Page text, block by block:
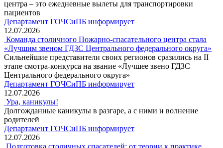
центра – это ежедневные вылеты для транспортировки
пациентов
Департамент ГОЧСиПБ информирует
12.07.2026
Команда столичного Пожарно-спасательного центра стала
«Лучшим звеном ГДЗС Центрального федерального округа»
Сильнейшие представители своих регионов сразились на II
этапе смотра-конкурса на звание «Лучшее звено ГДЗС
Центрального федерального округа»
Департамент ГОЧСиПБ информирует
12.07.2026
Ура, каникулы!
Долгожданные каникулы в разгаре, а с ними и волнение
родителей
Департамент ГОЧСиПБ информирует
12.07.2026
Подготовка столичных спасателей: от теории к практике